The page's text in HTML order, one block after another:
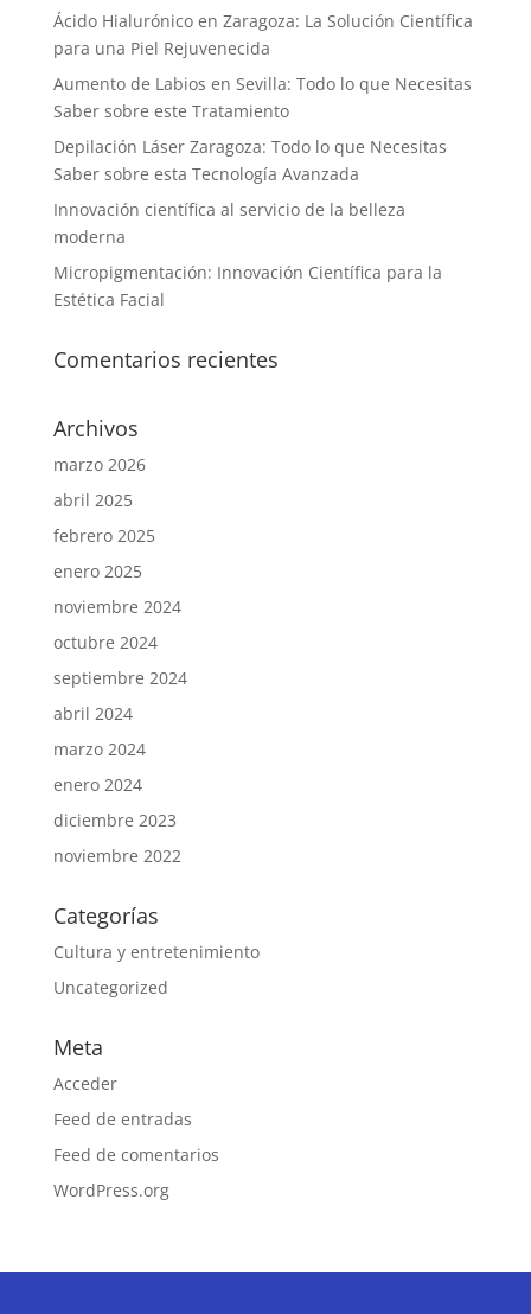
Ácido Hialurónico en Zaragoza: La Solución Científica
para una Piel Rejuvenecida
Aumento de Labios en Sevilla: Todo lo que Necesitas
Saber sobre este Tratamiento
Depilación Láser Zaragoza: Todo lo que Necesitas
Saber sobre esta Tecnología Avanzada
Innovación científica al servicio de la belleza
moderna
Micropigmentación: Innovación Científica para la
Estética Facial
Comentarios recientes
Archivos
marzo 2026
abril 2025
febrero 2025
enero 2025
noviembre 2024
octubre 2024
septiembre 2024
abril 2024
marzo 2024
enero 2024
diciembre 2023
noviembre 2022
Categorías
Cultura y entretenimiento
Uncategorized
Meta
Acceder
Feed de entradas
Feed de comentarios
WordPress.org